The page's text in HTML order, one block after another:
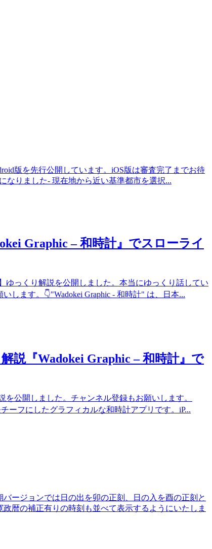
版を先行公開しています。iOS版は審査完了までお待
なりました- 現在地から近い基準都市を選択...
Graphic – 和時計』でスローライ
ゆっくり解説を公開しました。本当にゆっくり話してい
します。👇️"Wadokei Graphic - 和時計" は、日本...
説『Wadokei Graphic – 和時計』で
公開しました。チャンネル登録もお願いします。
ーフにしたグラフィカルな和時計アプリです。iP...
ージョンでは日の出を卯の正刻、日の入を酉の正刻と
暦の補正有りの時刻も並べて表示するようにいたしま